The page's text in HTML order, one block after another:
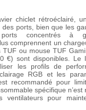
chiclet rétroéclairé,
ports, bien que les
concentrés à
comprennent un
TUF ou mouseTUF
€) sont disponibles. Le
les profils de
RGB et les
recommandé pour
spécifique n’est
ventilateurs pour